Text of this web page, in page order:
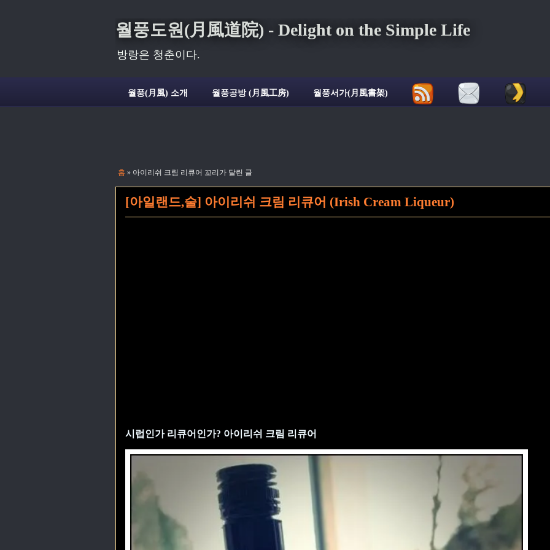
월풍도원(月風道院) - Delight on the Simple Life
방랑은 청춘이다.
월풍(月風) 소개 월풍공방 (月風工房) 월풍서가(月風書架)
홈 » 아이리쉬 크림 리큐어 꼬리가 달린 글
[아일랜드,술] 아이리쉬 크림 리큐어 (Irish Cream Liqueur)
시럽인가 리큐어인가? 아이리쉬 크림 리큐어